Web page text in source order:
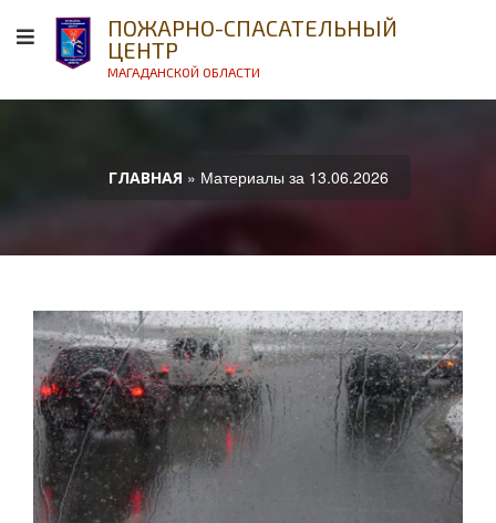
ПОЖАРНО-СПАСАТЕЛЬНЫЙ
ЦЕНТР
МАГАДАНСКОЙ ОБЛАСТИ
ГЛАВНАЯ » Материалы за 13.06.2026